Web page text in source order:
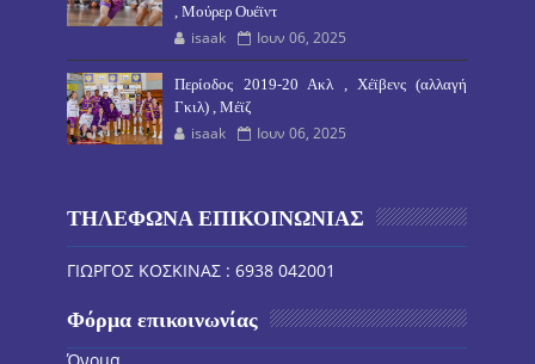
, Μούρερ Ουέϊντ
isaak Ιουν 06, 2025
Περίοδος 2019-20 Ακλ , Χέϊβενς (αλλαγή
Γκιλ) , Μέϊζ
isaak Ιουν 06, 2025
ΤΗΛΕΦΩΝΑ ΕΠΙΚΟΙΝΩΝΙΑΣ
ΓΙΩΡΓΟΣ ΚΟΣΚΙΝΑΣ : 6938 042001
Φόρμα επικοινωνίας